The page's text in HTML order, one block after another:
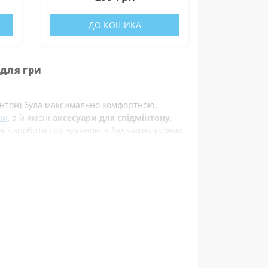
ДО КОШИКА
гри
була максимально комфортною,
, а й якісні аксесуари для спідмінтону.
зробити гру зручною в будь-яких умовах.
дотримуватись правил навіть під час